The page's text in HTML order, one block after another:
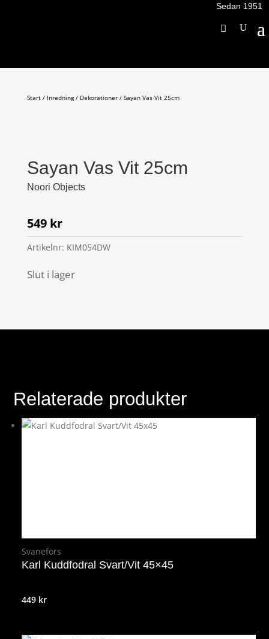
Sedan 1951
Start/ Inredning/ Dekorationer/ Sayan Vas Vit 25cm
Sayan Vas Vit 25cm
Noori Objects
549 kr
Artikelnr: KIM054DW
Slut i lager
Relaterade produkter
Svanefors
Karl Kuddfodral Svart/Vit 45×45
449 kr